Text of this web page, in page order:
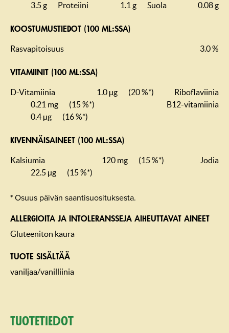
3.5 g
Proteiini 1.1 g Suola 0.08 g
KOOSTUMUS­TIEDOT (100 ML:SSA)
Rasvapitoisuus 3.0 %
VITAMIINIT (100 ML:SSA)
D-Vitamiinia 1.0 µg (20 %*)
Riboflaviinia
0.21 mg
(15 %*)
B12-vitamiinia
0.4 µg
(16 %*)
KIVENNÄISAINEET (100 ML:SSA)
Kalsiumia 120 mg (15 %*)
Jodia
22.5 µg
(15 %*)
* Osuus päivän saantisuosituksesta.
ALLERGIOITA JA INTOLERANSSEJA AIHEUTTAVAT AINEET
Gluteeniton kaura
TUOTE SISÄLTÄÄ
vaniljaa/vanilliinia
Tuotetiedot